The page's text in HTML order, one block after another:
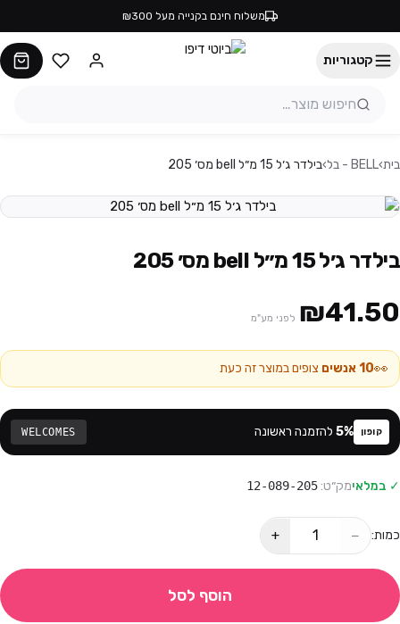
משלוח חינם בקנייה מעל ₪300
קטגוריות
בית›BELL - בל ›בילדר ג׳ל 15 מ״ל bell מס׳ 205
בילדר ג׳ל 15 מ״ל bell מס׳ 205
₪41.50 לפני מע"מ
👀
10אנשים צופים במוצר זה כעת
קופון 5% להזמנה ראשונה WELCOMES
✓ במלאימק״ט:12-089-205
כמות: −
+
הוסף לסל